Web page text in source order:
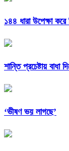
১৪৪ ধারা উপেক্ষা
শান্তি প্রচেষ্টায় বাধা
‘ভীষণ ভয় লাগছে’